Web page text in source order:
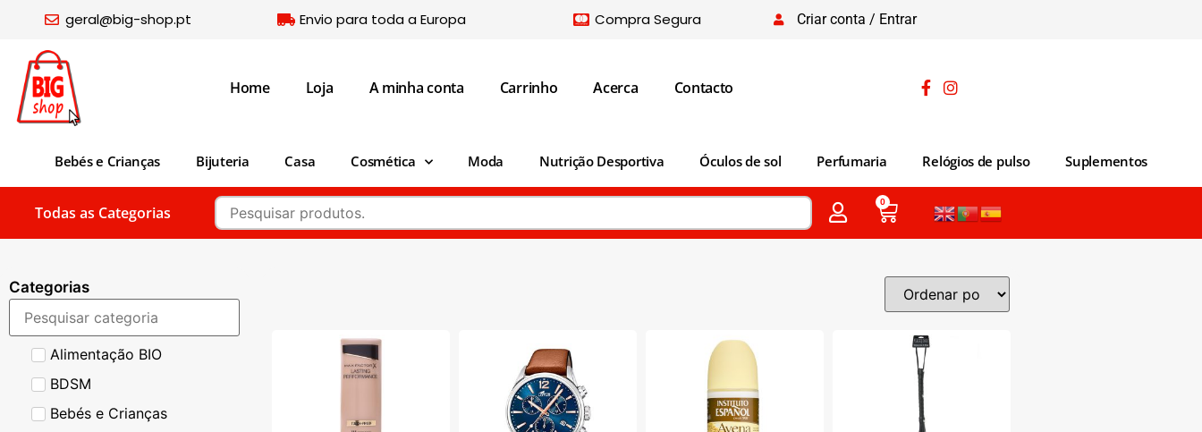
geral@big-shop.pt Envio para toda a Europa Compra Segura Criar conta / Entrar
Home Loja A minha conta Carrinho Acerca Contacto
Bebés e Crianças Bijuteria Casa Cosmética Moda Nutrição Desportiva Óculos de sol Perfumaria Relógios de pulso Suplementos
Todas as Categorias
0
Categorias
Alimentação BIO
BDSM
Bebés e Crianças